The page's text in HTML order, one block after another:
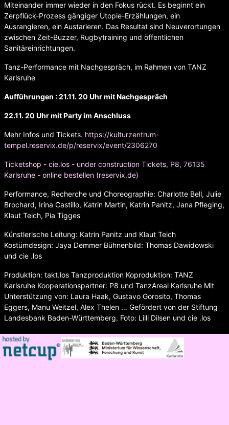
Miteinander immer wieder in den Fokus rückt. Es beginnt ein
Zerpflück-Prozess gängiger Utopie-Erzählungen, ein
Ausrangieren, ein Austarieren. Das Resultat sind Neuverortungen
zwischen Zeit-Buzzer, Rugbytraining und öffentlichen
Sanitäreinrichtungen.
Tanz-Performance mit Nachgespräch, im Rahmen von TANZ
Karlsruhe
Aufführungen : 21.11. 20 Uhr mit Nachgespräch
22.11. 20 Uhr mit Party im Anschluss
Mehr Infos und Tickets. https://kulturzentrum-
tempel.reservix.de/p/reservix/event/2306270
Ticketshop - cie.los - under construction Tickets, P8, 76135
Karlsruhe - online bestellen (reservix.de)
Performance, Recherche und Choreographie: Charlotte Bell, Julie
Brochard, Irina Castillo, Katrin Martin, Katrin Panitz, Jana Pfleging,
Klaut Teich, Pia Tigges
Künstlerische Leitung: Katrin Panitz und Klaut Teich
Kostümdesign: Jaya Demmer Bühnenbild: Thomas Dawidowski
und cie .los
Produktion: takt.los Tanzproduktion Koproduktion: TANZ
Karlsruhe Kooperationspartner: P8 und TanzAreal Karlsruhe Mit
Unterstützung von: Laura Haak, Gustavo Gorosito, Thomas
Eggers, Manu Weitzel, Alex Thelen … Gefördert von der Stiftung
Landesbank Baden-Württemberg. Foto: Lilli Dilsen und cie .los